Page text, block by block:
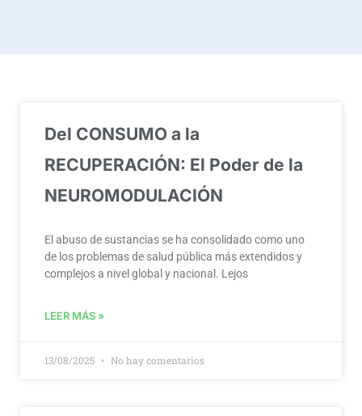
Del CONSUMO a la
RECUPERACIÓN: El Poder de la
NEUROMODULACIÓN
El abuso de sustancias se ha consolidado como uno
de los problemas de salud pública más extendidos y
complejos a nivel global y nacional. Lejos
LEER MÁS »
13/08/2025 No hay comentarios